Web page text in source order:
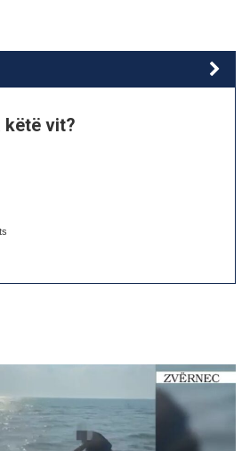
këtë vit?